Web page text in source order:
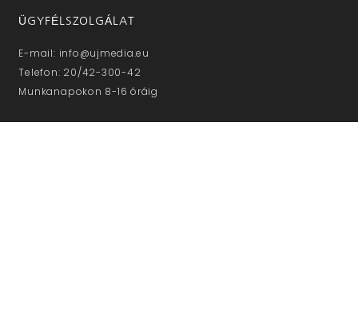
ÜGYFÉLSZOLGÁLAT
E-mail: info@ujmedia.eu
Telefon: 20/42-300-42
Munkanapokon 8-16 óráig